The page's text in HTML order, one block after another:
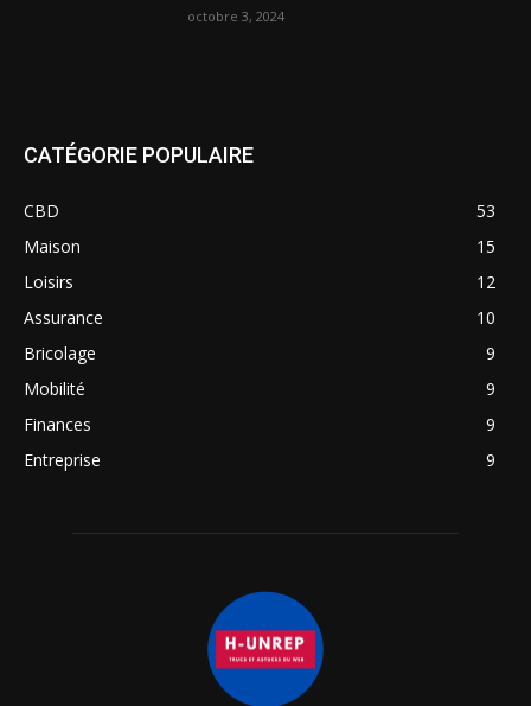
octobre 3, 2024
CATÉGORIE POPULAIRE
CBD
53
Maison
15
Loisirs
12
Assurance
10
Bricolage
9
Mobilité
9
Finances
9
Entreprise
9